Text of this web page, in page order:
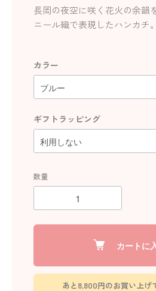
長岡の夜空に咲く花火の余韻
ニール織で表現したハンカチ。
カラー
ギフトラッピング
数量
カートに
あと8,800円のお買い上げ